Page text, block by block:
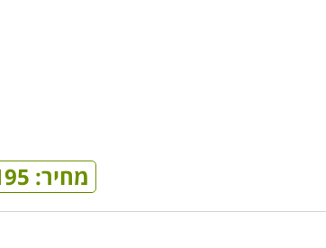
מחיר: